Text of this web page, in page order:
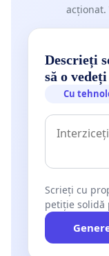
acționat.
Descrieți
să o vedeți
Cu
Scrieți cu
petiție solidă